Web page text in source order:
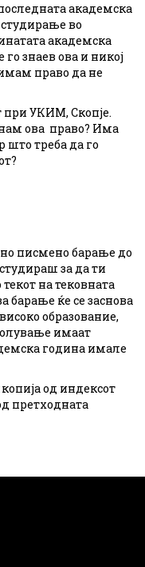
академска
во
академска
знаев ова и никој
право да не
УКИМ, Скопје.
ова право? Има
треба да го
писмено барање до
за да ти
на тековната
барање ќе се заснова
образование,
имаат
година имале
од индексот
претходната